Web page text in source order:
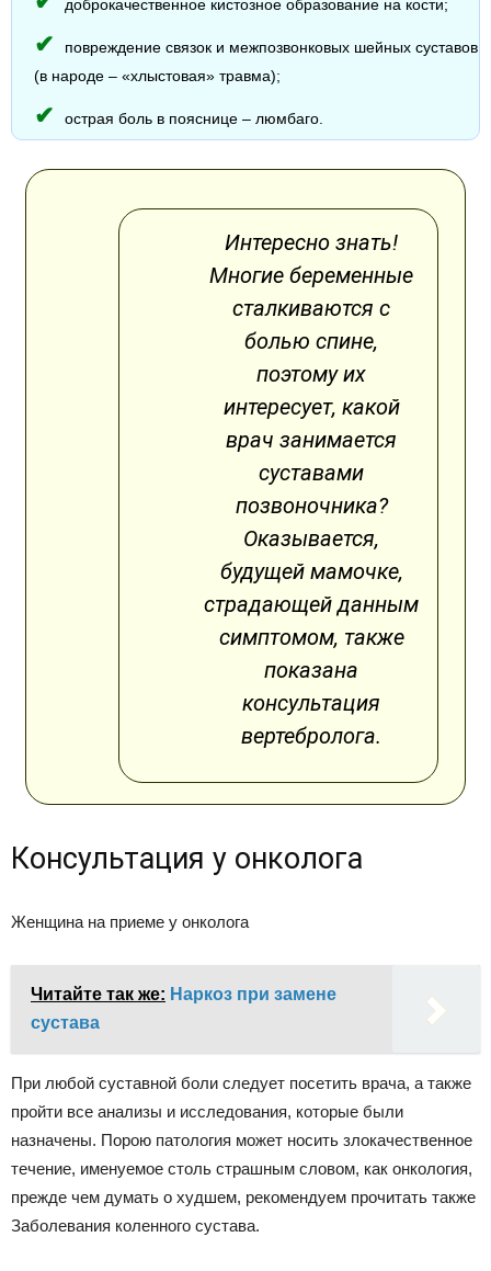
доброкачественное кистозное образование на кости;
повреждение связок и межпозвонковых шейных суставов
(в народе – «хлыстовая» травма);
острая боль в пояснице – люмбаго.
Интересно знать!
Многие беременные
сталкиваются с
болью спине,
поэтому их
интересует, какой
врач занимается
суставами
позвоночника?
Оказывается,
будущей мамочке,
страдающей данным
симптомом, также
показана
консультация
вертебролога.
Консультация у онколога
Женщина на приеме у онколога
Читайте так же: Наркоз при замене
сустава
При любой суставной боли следует посетить врача, а также
пройти все анализы и исследования, которые были
назначены. Порою патология может носить злокачественное
течение, именуемое столь страшным словом, как онкология,
прежде чем думать о худшем, рекомендуем прочитать также
Заболевания коленного сустава.